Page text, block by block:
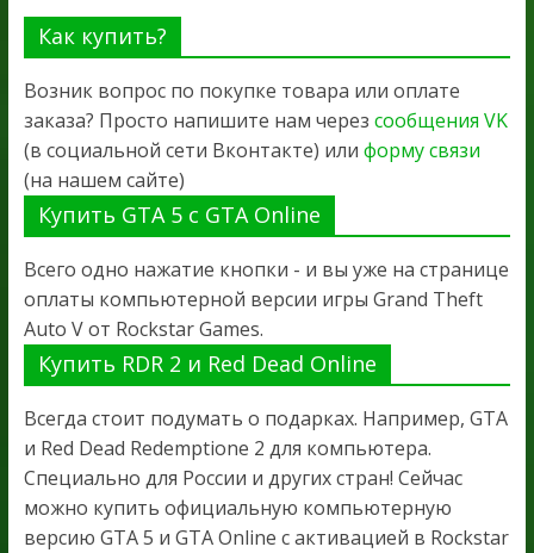
Как купить?
Возник вопрос по покупке товара или оплате
заказа? Просто напишите нам через сообщения VK
(в социальной сети Вконтакте) или форму связи
(на нашем сайте)
Купить GTA 5 с GTA Online
Всего одно нажатие кнопки - и вы уже на странице
оплаты компьютерной версии игры Grand Theft
Auto V от Rockstar Games.
Купить RDR 2 и Red Dead Online
Всегда стоит подумать о подарках. Например, GTA
и Red Dead Redemptione 2 для компьютера.
Специально для России и других стран! Сейчас
можно купить официальную компьютерную
версию GTA 5 и GTA Online с активацией в Rockstar